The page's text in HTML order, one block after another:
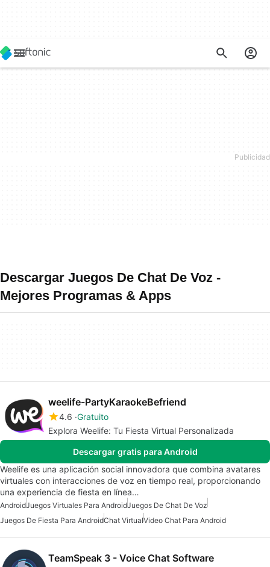
Descargar Juegos De Chat De Voz -
Mejores Programas & Apps
weelife-PartyKaraokeBefriend
4.6 Gratuito
Explora Weelife: Tu Fiesta Virtual Personalizada
Descargar gratis para Android
Weelife es una aplicación social innovadora que combina avatares
virtuales con interacciones de voz en tiempo real, proporcionando
una experiencia de fiesta en línea…
AndroidJuegos Virtuales Para AndroidJuegos De Chat De Voz
Juegos De Fiesta Para AndroidChat VirtualVideo Chat Para Android
TeamSpeak 3 - Voice Chat Software